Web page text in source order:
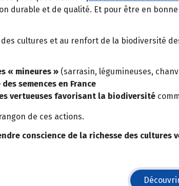
durable et de qualité. Et pour être en
cultures et au renfort de la biodiversité
« mineures »(sarrasin, légumineuses,
semences en France
vertueuses favorisant la biodiversité
de ces actions.
conscience de la richesse des cultures